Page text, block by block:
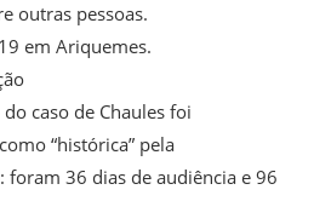
outras pessoas.
em Ariquemes.
caso de Chaules foi
“histórica” pela
foram 36 dias de audiência e 96